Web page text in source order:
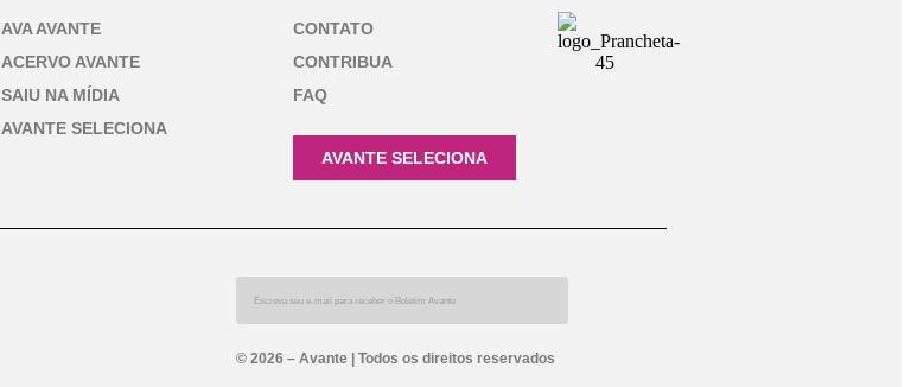
AVA AVANTE
ACERVO AVANTE
SAIU NA MÍDIA
AVANTE SELECIONA
CONTATO
CONTRIBUA
FAQ
AVANTE SELECIONA
© 2026 – Avante | Todos os direitos reservados